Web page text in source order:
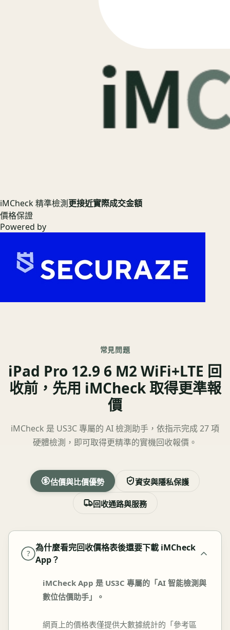
iMCheck 精準檢測更接近實際成交金額
價格保證
Powered by
常見問題
iPad Pro 12.9 6 M2 WiFi+LTE 回
收前，先用 iMCheck 取得更準報
價
iMCheck 是 US3C 專屬的 AI 檢測助手，依指示完成 27 項
硬體檢測，即可取得更精準的實機回收報價。
估價與比價優勢 資安與隱私保護
回收通路與服務
?
為什麼看完回收價格表後還要下載 iMCheck
App？
iMCheck App 是 US3C 專屬的「AI 智能檢測與
數位估價助手」。
網頁上的價格表僅提供大數據統計的「參考區